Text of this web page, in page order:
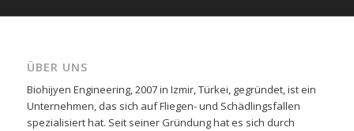
ÜBER UNS
Biohijyen Engineering, 2007 in Izmir, Türkei, gegründet, ist ein
Unternehmen, das sich auf Fliegen- und Schädlingsfallen
spezialisiert hat. Seit seiner Gründung hat es sich durch